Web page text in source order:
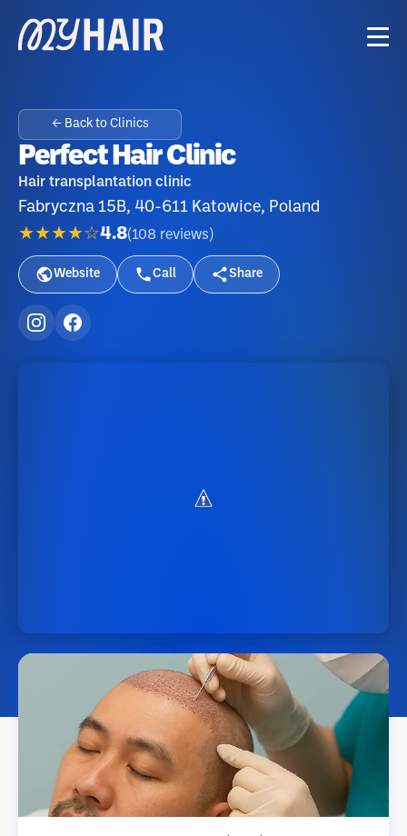
← Back to Clinics
Perfect Hair Clinic
Hair transplantation clinic
Fabryczna 15B, 40-611 Katowice, Poland
★★★★☆4.8(108 reviews )
Website Call Share